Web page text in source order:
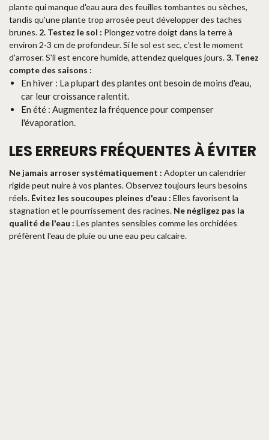
plante qui manque d'eau aura des feuilles tombantes ou sèches,
tandis qu'une plante trop arrosée peut développer des taches
brunes. 2. Testez le sol : Plongez votre doigt dans la terre à
environ 2-3 cm de profondeur. Si le sol est sec, c'est le moment
d'arroser. S'il est encore humide, attendez quelques jours.3. Tenez
compte des saisons :
En hiver : La plupart des plantes ont besoin de moins d'eau,
car leur croissance ralentit.
En été : Augmentez la fréquence pour compenser
l'évaporation.
LES ERREURS FRÉQUENTES À ÉVITER
Ne jamais arroser systématiquement : Adopter un calendrier
rigide peut nuire à vos plantes. Observez toujours leurs besoins
réels. Évitez les soucoupes pleines d'eau : Elles favorisent la
stagnation et le pourrissement des racines. Ne négligez pas la
qualité de l'eau : Les plantes sensibles comme les orchidées
préfèrent l'eau de pluie ou une eau peu calcaire.